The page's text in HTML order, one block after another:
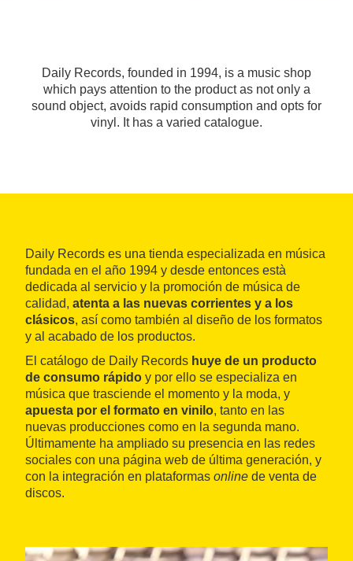
Daily Records, founded in 1994, is a music shop
which pays attention to the product as not only a
sound object, avoids rapid consumption and opts for
vinyl. It has a varied catalogue.
Daily Records es una tienda especializada en música
fundada en el año 1994 y desde entonces està
dedicada al servicio y la promoción de música de
calidad, atenta a las nuevas corrientes y a los
clásicos, así como también al diseño de los formatos
y al acabado de los productos.
El catálogo de Daily Records huye de un producto
de consumo rápido y por ello se especializa en
música que trasciende el momento y la moda, y
apuesta por el formato en vinilo, tanto en las
nuevas producciones como en la segunda mano.
Últimamente ha ampliado su presencia en las redes
sociales con una página web de última generación, y
con la integración en plataformas online de venta de
discos.